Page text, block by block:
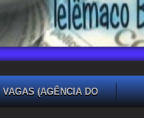
VAGAS (AGÊNCIA DO